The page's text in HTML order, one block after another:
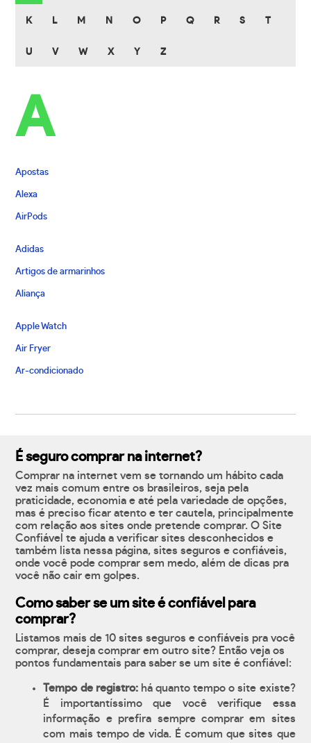
K L M N O P Q R S T
U V W X Y Z
A
Apostas
Alexa
AirPods
Adidas
Artigos de armarinhos
Aliança
Apple Watch
Air Fryer
Ar-condicionado
É seguro comprar na internet?
Comprar na internet vem se tornando um hábito cada
vez mais comum entre os brasileiros, seja pela
praticidade, economia e até pela variedade de opções,
mas é preciso ficar atento e ter cautela, principalmente
com relação aos sites onde pretende comprar. O Site
Confiável te ajuda a verificar sites desconhecidos e
também lista nessa página, sites seguros e confiáveis,
onde você pode comprar sem medo, além de dicas pra
você não cair em golpes.
Como saber se um site é confiável para
comprar?
Listamos mais de 10 sites seguros e confiáveis pra você
comprar, deseja comprar em outro site? Então veja os
pontos fundamentais para saber se um site é confiável:
Tempo de registro:há quanto tempo o site existe?
É importantíssimo que você verifique essa
informação e prefira sempre comprar em sites
com mais tempo de vida. É comum que sites que